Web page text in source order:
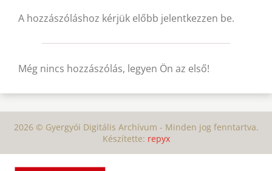
A hozzászóláshoz kérjük előbb jelentkezzen be.
Még nincs hozzászólás, legyen Ön az első!
2026 © Gyergyói Digitális Archívum - Minden jog fenntartva.
Készítette: repyx